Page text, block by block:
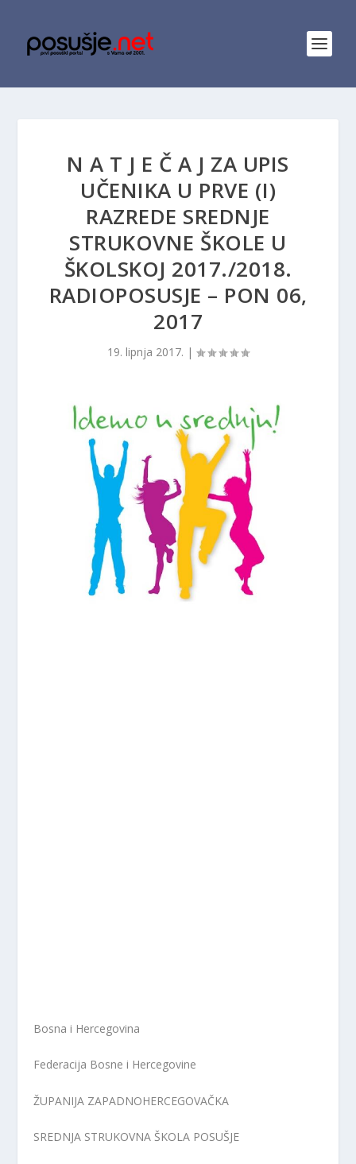
N A T J E Č A J ZA UPIS
UČENIKA U PRVE (I)
RAZREDE SREDNJE
STRUKOVNE ŠKOLE U
ŠKOLSKOJ 2017./2018.
RADIOPOSUSJE – PON 06,
2017
19. lipnja 2017. |
Bosna i Hercegovina
Federacija Bosne i Hercegovine
ŽUPANIJA ZAPADNOHERCEGOVAČKA
SREDNJA STRUKOVNA ŠKOLA POSUŠJE